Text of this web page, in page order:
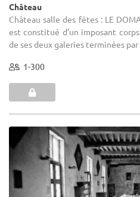
Château
Château salle des fêtes : LE
est constitué d’un imposant
de ses deux galeries terminées par
1-300